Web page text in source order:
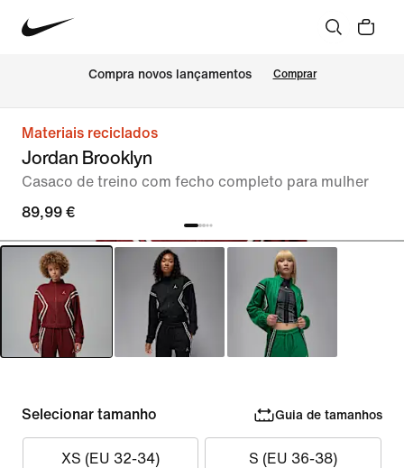
Compra novos lançamentos Comprar
Materiais reciclados
Jordan Brooklyn
Casaco de treino com fecho completo para mulher
89,99 €
Selecionar tamanho Guia de tamanhos
XS (EU 32-34) S (EU 36-38)